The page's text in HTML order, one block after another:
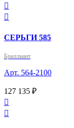


СЕРЬГИ 585
Бриллиант
Арт. 564-2100
127 135 ₽

